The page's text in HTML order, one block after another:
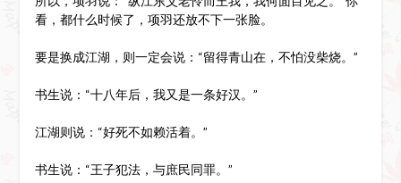
看，都什么时候了，项羽还放不下一张脸。
要是换成江湖，则一定会说：“留得青山在，不怕没柴烧。”
书生说：“十八年后，我又是一条好汉。”
江湖则说：“好死不如赖活着。”
书生说：“王子犯法，与庶民同罪。”